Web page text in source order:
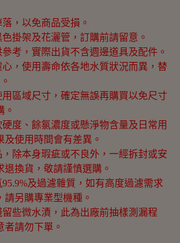
，以免商品受損。
掛架及花灑管，訂購前請留意。
考，實際出貨不含週邊道具及配件。
，使用壽命依各地水質狀況而異，替
區域尺寸，確定無誤再購買以免尺寸
。
度、餘氯濃度或懸淨物含量及日常用
及使用時間會有差異。
除本身瑕疵或不良外，一經拆封或安
退換貨，敬請謹慎選購。
及過濾雜質，如有高度過濾需求
請另購專業型機種。
些微水漬，此為出廠前抽樣測漏程
者請勿下單。